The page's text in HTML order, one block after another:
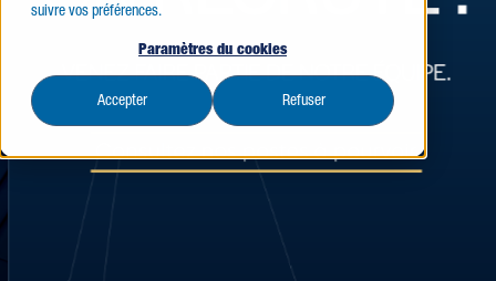
suivre vos préférences.
Paramètres du cookies
Accepter Refuser